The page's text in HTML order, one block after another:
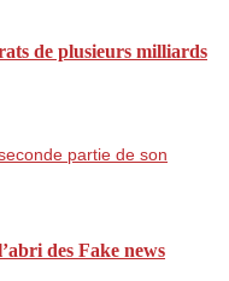
de plusieurs milliards
partie de son
des Fake news